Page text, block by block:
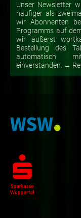
Unser Newsletter
häufiger als
wir Abonnenten
Programms auf
wir äußerst
Bestellung des
automatisch
einverstanden. →